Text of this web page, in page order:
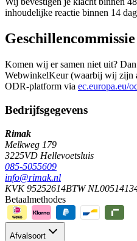
inhoudelijke reactie binnen 14
Geschillencommissie
Komen wij er samen niet uit?
WebwinkelKeur (waarbij wij zijn
ODR-platform via ec.europa.eu/
Bedrijfsgegevens
Rimak
Melkweg 179
3225VD Hellevoetsluis
085-5055609
info@rimak.nl
KVK 95252614BTW
Betaalmethodes
Afvalsoort